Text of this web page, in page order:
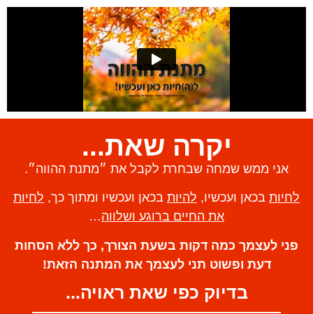
יקרה שאת...
אני ממש שמחה שבחרת לקבל את ״מתנת ההווה״.
לחיות בכאן ועכשיו, להיות בכאן ועכשיו ומתוך כך, לחיות
את החיים ברוגע ושלווה…
פני לעצמך כמה דקות בשעת הצורך, כך ללא הסחות
דעת ופשוט תני לעצמך את המתנה הזאת!
בדיוק כפי שאת ראויה...